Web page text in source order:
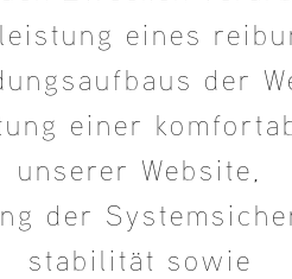
eines
der
einer
unserer Website,
der
stabilität sowie